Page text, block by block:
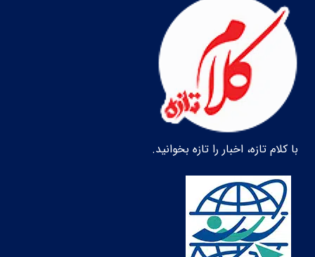
با کلام تازه، اخبار را تازه بخوانید.